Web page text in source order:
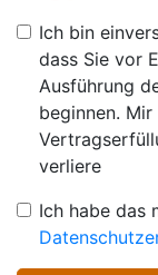
Ich bin
dass Sie vor
Ausführung
beginnen.
verliere
Ich habe das